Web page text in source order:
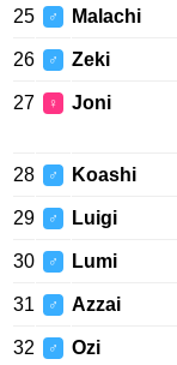
25 ♂ Malachi
26 ♂ Zeki
27 ♀ Joni
28 ♂ Koashi
29 ♂ Luigi
30 ♂ Lumi
31 ♂ Azzai
32 ♂ Ozi